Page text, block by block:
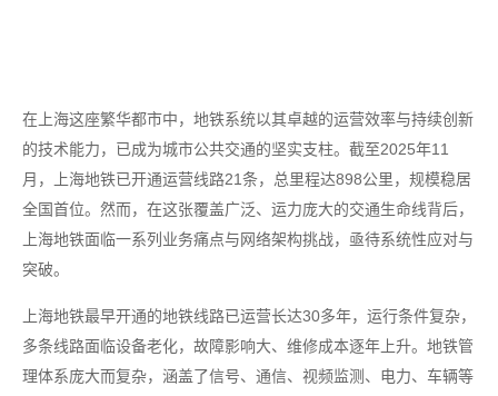
在上海这座繁华都市中，地铁系统以其卓越的运营效率与持续创新
的技术能力，已成为城市公共交通的坚实支柱。截至2025年11
月，上海地铁已开通运营线路21条，总里程达898公里，规模稳居
全国首位。然而，在这张覆盖广泛、运力庞大的交通生命线背后，
上海地铁面临一系列业务痛点与网络架构挑战，亟待系统性应对与
突破。
上海地铁最早开通的地铁线路已运营长达30多年，运行条件复杂，
多条线路面临设备老化，故障影响大、维修成本逐年上升。地铁管
理体系庞大而复杂，涵盖了信号、通信、视频监测、电力、车辆等